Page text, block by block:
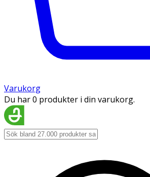
Varukorg
Du har 0 produkter i din varukorg.